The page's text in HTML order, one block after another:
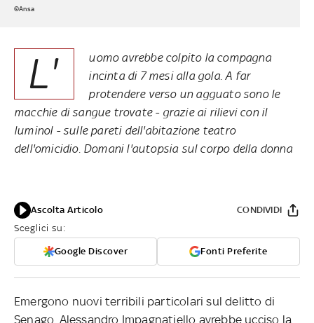
©Ansa
L'
uomo avrebbe colpito la compagna
incinta di 7 mesi alla gola. A far
protendere verso un agguato sono le
macchie di sangue trovate - grazie ai rilievi con il
luminol - sulle pareti dell'abitazione teatro
dell'omicidio. Domani l'autopsia sul corpo della donna
Ascolta Articolo
Sceglici su:
Google Discover Fonti Preferite
CONDIVIDI
Emergono nuovi terribili particolari sul delitto di
Senago. Alessandro Impagnatiello avrebbe ucciso la